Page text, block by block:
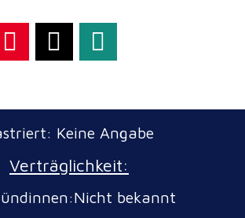
Keine Angabe
Verträglichkeit:
bekannt